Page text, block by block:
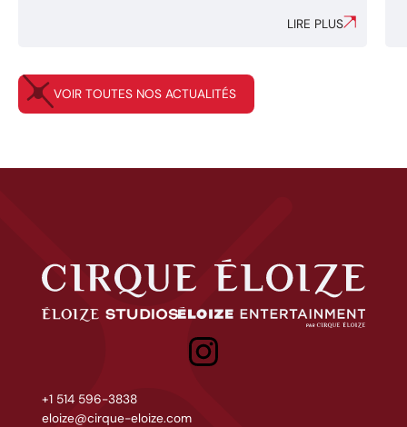
besoins des arts du cirque ont été aménagés pour ...
LIRE PLUS
VOIR TOUTES NOS ACTUALITÉS
Cirque Éloize
Éloize Studios Eloize entertainment
+1 514 596-3838
eloize@cirque-eloize.com